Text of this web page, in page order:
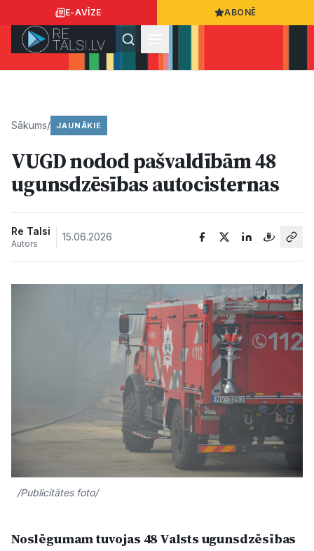
E-AVĪZE ABONĒ
Ziņas
Kultūra
Bizness
Video
Sludinājumi
Sākums/ JAUNĀKIE
VUGD nodod pašvaldībām 48
ugunsdzēsības autocisternas
Re Talsi
Autors
15.06.2026
/Publicitātes foto/
Noslēgumam tuvojas 48 Valsts ugunsdzēsības